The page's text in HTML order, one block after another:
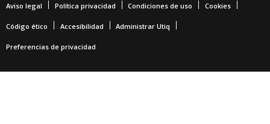
Aviso legal Política privacidad Condiciones de uso Cookies
Código ético Accesibilidad Administrar Utiq
Preferencias de privacidad